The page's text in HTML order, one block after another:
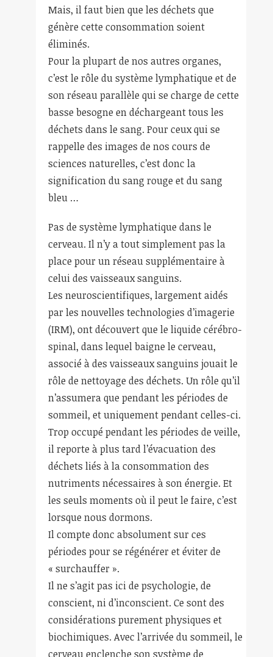
Mais, il faut bien que les déchets que
génère cette consommation soient
éliminés.
Pour la plupart de nos autres organes,
c’est le rôle du système lymphatique et de
son réseau parallèle qui se charge de cette
basse besogne en déchargeant tous les
déchets dans le sang. Pour ceux qui se
rappelle des images de nos cours de
sciences naturelles, c’est donc la
signification du sang rouge et du sang
bleu …
Pas de système lymphatique dans le
cerveau. Il n’y a tout simplement pas la
place pour un réseau supplémentaire à
celui des vaisseaux sanguins.
Les neuroscientifiques, largement aidés
par les nouvelles technologies d’imagerie
(IRM), ont découvert que le liquide cérébro-
spinal, dans lequel baigne le cerveau,
associé à des vaisseaux sanguins jouait le
rôle de nettoyage des déchets. Un rôle qu’il
n’assumera que pendant les périodes de
sommeil, et uniquement pendant celles-ci.
Trop occupé pendant les périodes de veille,
il reporte à plus tard l’évacuation des
déchets liés à la consommation des
nutriments nécessaires à son énergie. Et
les seuls moments où il peut le faire, c’est
lorsque nous dormons.
Il compte donc absolument sur ces
périodes pour se régénérer et éviter de
« surchauffer ».
Il ne s’agit pas ici de psychologie, de
conscient, ni d’inconscient. Ce sont des
considérations purement physiques et
biochimiques. Avec l’arrivée du sommeil, le
cerveau enclenche son système de